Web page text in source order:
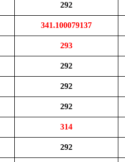
292
341.100079137
293
292
292
292
314
292